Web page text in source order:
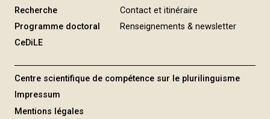
Recherche
Programme doctoral
CeDiLE
Contact et itinéraire
Renseignements & newsletter
Centre scientifique de compétence sur le plurilinguisme
Impressum
Mentions légales